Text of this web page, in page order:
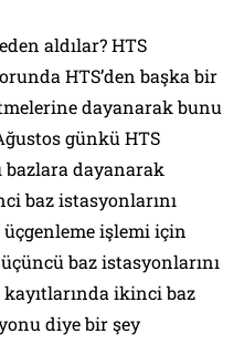
aldılar? HTS
HTS’den başka bir
dayanarak bunu
günkü HTS
bazlara dayanarak
baz istasyonlarını
işlemi için
baz istasyonlarını
ikinci baz
diye bir şey